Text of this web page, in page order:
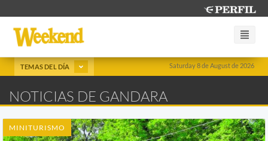
Saturday 8 de August de 2026
TEMAS DEL DÍA
NOTICIAS DE GANDARA
MINITURISMO